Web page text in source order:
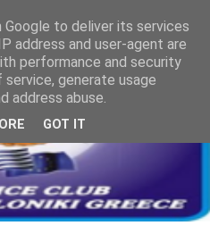
to deliver its services
address and user-agent are
performance and security
generate usage
address abuse.
GOT IT